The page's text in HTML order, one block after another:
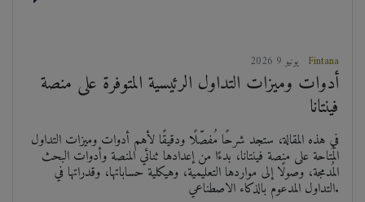
2026 يونيو 9 Fintana
أدوات وميزات التداول الرئيسية المتوفرة على منصة
فينتانا
في هذه المقالة، ستجد شرحًا مُفصّلًا ودقيقًا لأهم أدوات وميزات التداول
المُتاحة على منصة فينتانا، بدءًا من إعدادها ثنائي المنصة وأدوات البحث
المُدمجة، وصولًا إلى مواردها التعليمية، وهيكلية حساباتها، وقدراتها في
التداول المدعوم بالذكاء الاصطناعي.